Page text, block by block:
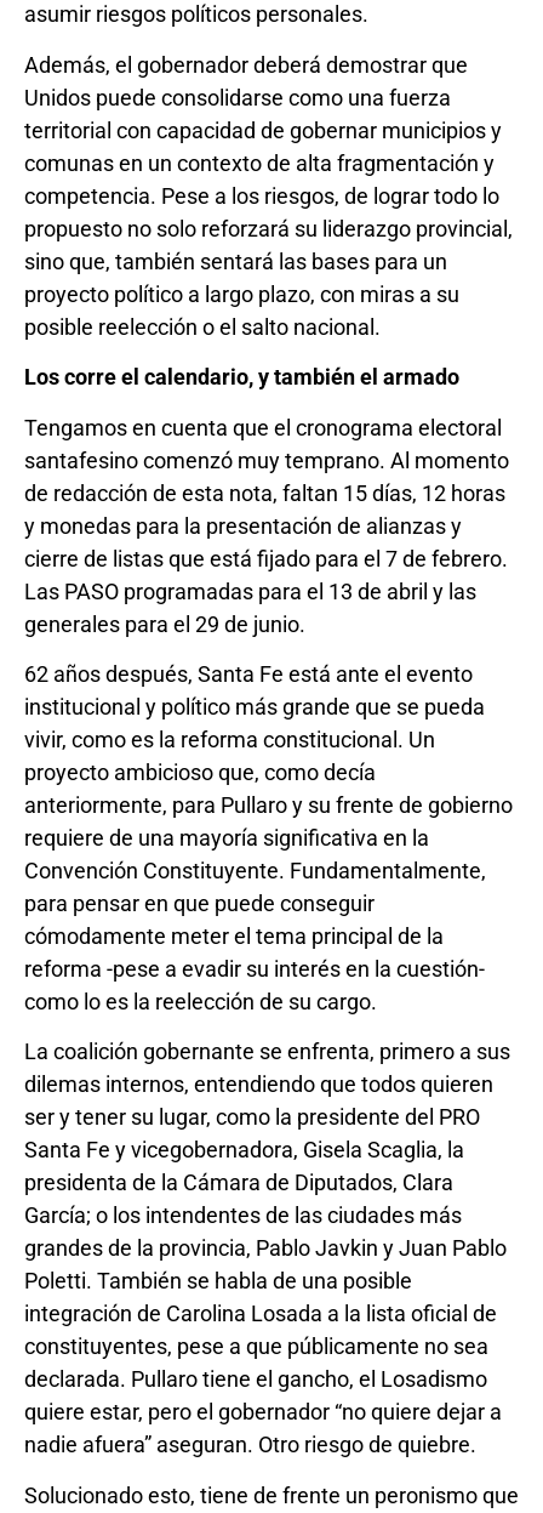
asumir riesgos políticos personales.
Además, el gobernador deberá demostrar que
Unidos puede consolidarse como una fuerza
territorial con capacidad de gobernar municipios y
comunas en un contexto de alta fragmentación y
competencia. Pese a los riesgos, de lograr todo lo
propuesto no solo reforzará su liderazgo provincial,
sino que, también sentará las bases para un
proyecto político a largo plazo, con miras a su
posible reelección o el salto nacional.
Los corre el calendario, y también el armado
Tengamos en cuenta que el cronograma electoral
santafesino comenzó muy temprano. Al momento
de redacción de esta nota, faltan 15 días, 12 horas
y monedas para la presentación de alianzas y
cierre de listas que está fijado para el 7 de febrero.
Las PASO programadas para el 13 de abril y las
generales para el 29 de junio.
62 años después, Santa Fe está ante el evento
institucional y político más grande que se pueda
vivir, como es la reforma constitucional. Un
proyecto ambicioso que, como decía
anteriormente, para Pullaro y su frente de gobierno
requiere de una mayoría significativa en la
Convención Constituyente. Fundamentalmente,
para pensar en que puede conseguir
cómodamente meter el tema principal de la
reforma -pese a evadir su interés en la cuestión-
como lo es la reelección de su cargo.
La coalición gobernante se enfrenta, primero a sus
dilemas internos, entendiendo que todos quieren
ser y tener su lugar, como la presidente del PRO
Santa Fe y vicegobernadora, Gisela Scaglia, la
presidenta de la Cámara de Diputados, Clara
García; o los intendentes de las ciudades más
grandes de la provincia, Pablo Javkin y Juan Pablo
Poletti. También se habla de una posible
integración de Carolina Losada a la lista oficial de
constituyentes, pese a que públicamente no sea
declarada. Pullaro tiene el gancho, el Losadismo
quiere estar, pero el gobernador “no quiere dejar a
nadie afuera” aseguran. Otro riesgo de quiebre.
Solucionado esto, tiene de frente un peronismo que